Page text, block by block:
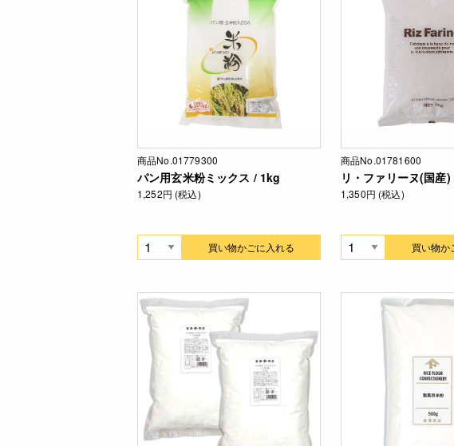
商品No.01779300
パン用玄米粉ミックス / 1kg
1,252円 (税込)
買い物かごに入れる
商品No.01781600
リ・ファリーヌ(国産
1,350円 (税込)
買い物か